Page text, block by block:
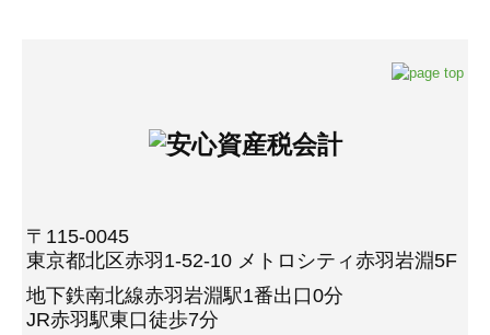
〒115-0045
東京都北区赤羽1-52-10 メトロシティ赤羽岩淵5F
地下鉄南北線赤羽岩淵駅1番出口0分
JR赤羽駅東口徒歩7分